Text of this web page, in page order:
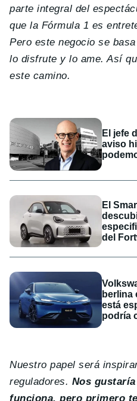
parte integral del
que la Fórmula 1 es
Pero este negocio se
lo disfrute y lo ame. Así
este camino.
El jefe
aviso
El
del
berlina
está
podría
Nuestro papel será
reguladores. Nos
funciona, pero primero